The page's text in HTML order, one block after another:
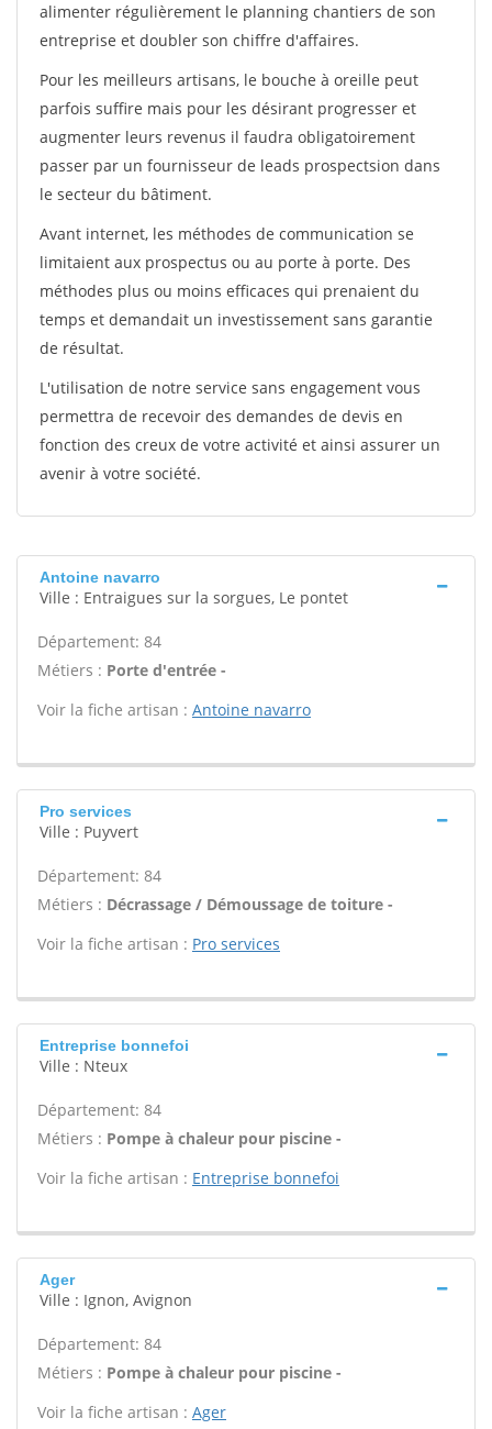
alimenter régulièrement le planning chantiers de son
entreprise et doubler son chiffre d'affaires.
Pour les meilleurs artisans, le bouche à oreille peut
parfois suffire mais pour les désirant progresser et
augmenter leurs revenus il faudra obligatoirement
passer par un fournisseur de leads prospectsion dans
le secteur du bâtiment.
Avant internet, les méthodes de communication se
limitaient aux prospectus ou au porte à porte. Des
méthodes plus ou moins efficaces qui prenaient du
temps et demandait un investissement sans garantie
de résultat.
L'utilisation de notre service sans engagement vous
permettra de recevoir des demandes de devis en
fonction des creux de votre activité et ainsi assurer un
avenir à votre société.
Antoine navarro
Ville : Entraigues sur la sorgues, Le pontet
Département: 84
Métiers : Porte d'entrée -
Voir la fiche artisan : Antoine navarro
Pro services
Ville : Puyvert
Département: 84
Métiers : Décrassage / Démoussage de toiture -
Voir la fiche artisan : Pro services
Entreprise bonnefoi
Ville : Nteux
Département: 84
Métiers : Pompe à chaleur pour piscine -
Voir la fiche artisan : Entreprise bonnefoi
Ager
Ville : Ignon, Avignon
Département: 84
Métiers : Pompe à chaleur pour piscine -
Voir la fiche artisan : Ager